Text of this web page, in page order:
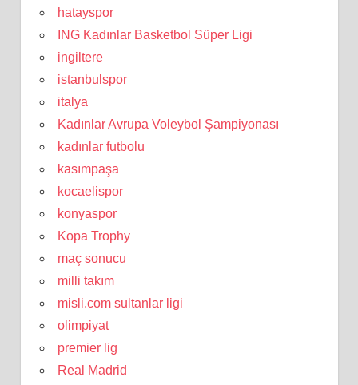
hatayspor
ING Kadınlar Basketbol Süper Ligi
ingiltere
istanbulspor
italya
Kadınlar Avrupa Voleybol Şampiyonası
kadınlar futbolu
kasımpaşa
kocaelispor
konyaspor
Kopa Trophy
maç sonucu
milli takım
misli.com sultanlar ligi
olimpiyat
premier lig
Real Madrid